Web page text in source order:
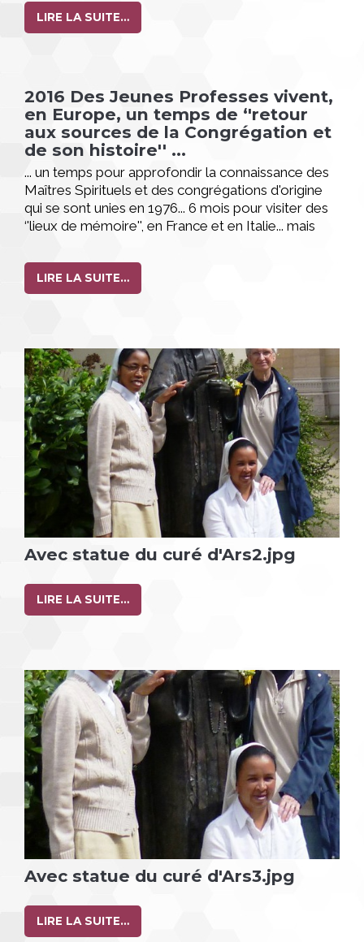
LIRE LA SUITE…
2016 Des Jeunes Professes vivent,
en Europe, un temps de ‘'retour
aux sources de la Congrégation et
de son histoire'' ...
... un temps pour approfondir la connaissance des
Maîtres Spirituels et des congrégations d'origine
qui se sont unies en 1976... 6 mois pour visiter des
‘'lieux de mémoire'', en France et en Italie... mais
partager leur vie et leur mission...
LIRE LA SUITE…
Avec statue du curé d'Ars2.jpg
LIRE LA SUITE…
Avec statue du curé d'Ars3.jpg
LIRE LA SUITE…